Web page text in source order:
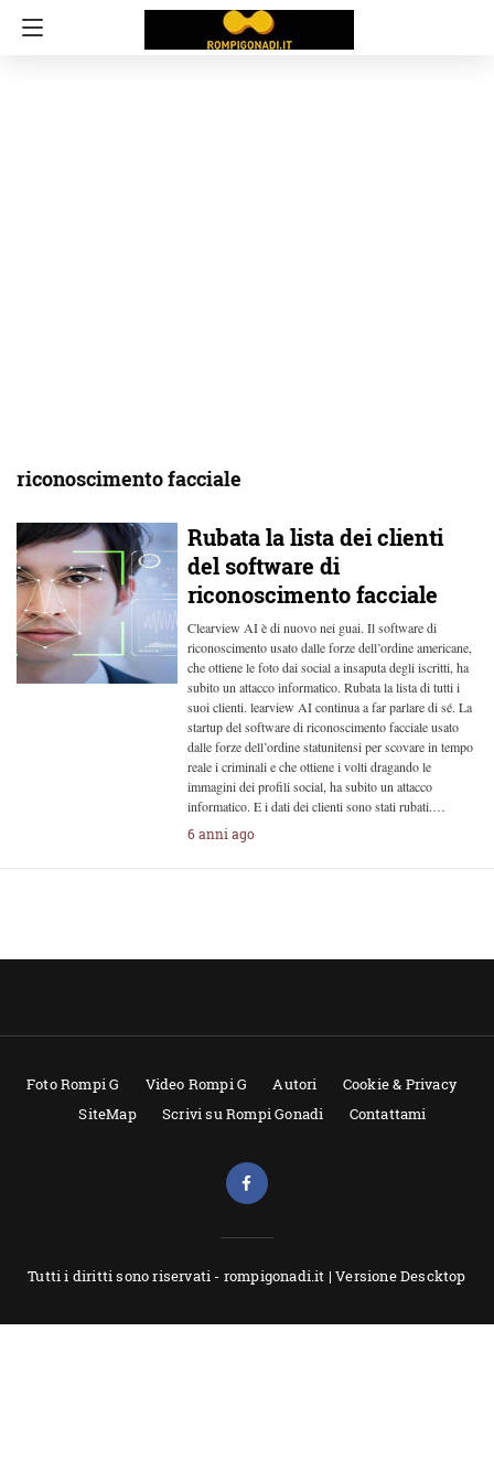
riconoscimento facciale
Rubata la lista dei clienti
del software di
riconoscimento facciale
Clearview AI è di nuovo nei guai. Il software di
riconoscimento usato dalle forze dell’ordine americane,
che ottiene le foto dai social a insaputa degli iscritti, ha
subito un attacco informatico. Rubata la lista di tutti i
suoi clienti. learview AI continua a far parlare di sé. La
startup del software di riconoscimento facciale usato
dalle forze dell’ordine statunitensi per scovare in tempo
reale i criminali e che ottiene i volti dragando le
immagini dei profili social, ha subito un attacco
informatico. E i dati dei clienti sono stati rubati.…
6 anni ago
Foto Rompi G Video Rompi G Autori
Cookie & Privacy
SiteMap
Scrivi su Rompi Gonadi Contattami
Tutti i diritti sono riservati - rompigonadi.it |Versione Descktop